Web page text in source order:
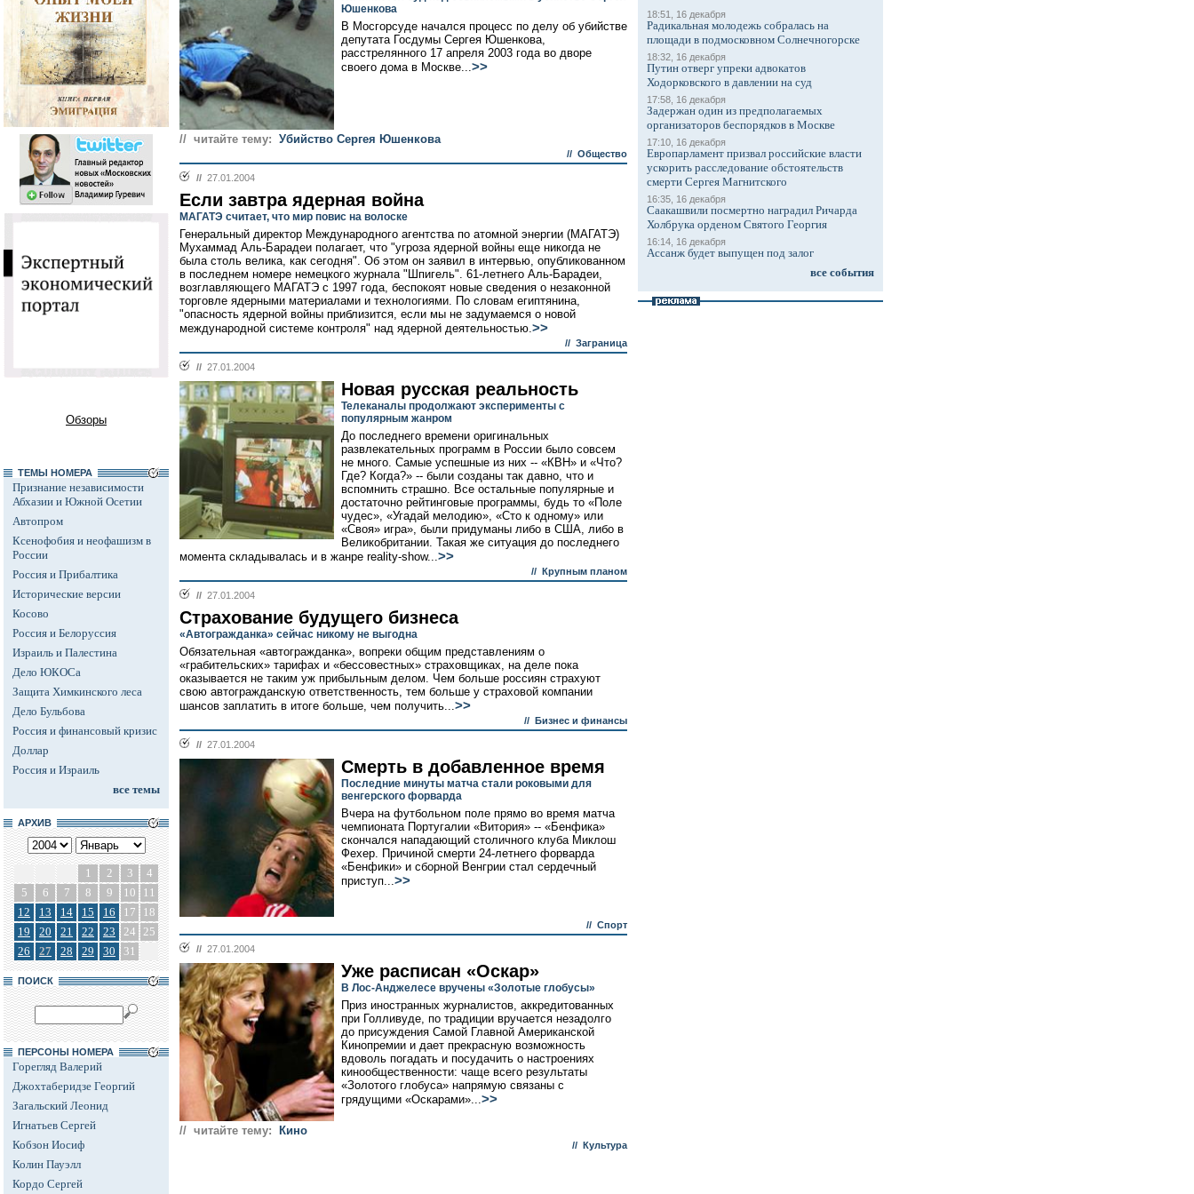
Обзоры
ТЕМЫ НОМЕРА
Признание независимости
Абхазии и Южной Осетии
Автопром
Ксенофобия и неофашизм в
России
Россия и Прибалтика
Исторические версии
Косово
Россия и Белоруссия
Израиль и Палестина
Дело ЮКОСа
Защита Химкинского леса
Дело Бульбова
Россия и финансовый кризис
Доллар
Россия и Израиль
все темы
АРХИВ
1 2 3
4
5
6 7 8 9 10
11
12
13 14 15 16 17
18
19
20 21 22 23 24 25
26
27 28 29 30 31
ПОИСК
ПЕРСОНЫ НОМЕРА
Горегляд Валерий
Джохтаберидзе Георгий
Загальский Леонид
Игнатьев Сергей
Кобзон Иосиф
Колин Пауэлл
Кордо Сергей
Юшенкова
В Мосгорсуде начался процесс по делу об убийстве
депутата Госдумы Сергея Юшенкова,
расстрелянного 17 апреля 2003 года во дворе
своего дома в Москве...>>
// читайте тему: Убийство Сергея Юшенкова
// Общество
// 27.01.2004
Если завтра ядерная война
МАГАТЭ считает, что мир повис на волоске
Генеральный директор Международного агентства по атомной энергии (МАГАТЭ)
Мухаммад Аль-Барадеи полагает, что "угроза ядерной войны еще никогда не
была столь велика, как сегодня". Об этом он заявил в интервью, опубликованном
в последнем номере немецкого журнала "Шпигель". 61-летнего Аль-Барадеи,
возглавляющего МАГАТЭ с 1997 года, беспокоят новые сведения о незаконной
торговле ядерными материалами и технологиями. По словам египтянина,
"опасность ядерной войны приблизится, если мы не задумаемся о новой
международной системе контроля" над ядерной деятельностью.>>
// Заграница
// 27.01.2004
Новая русская реальность
Телеканалы продолжают эксперименты с
популярным жанром
До последнего времени оригинальных
развлекательных программ в России было совсем
не много. Самые успешные из них -- «КВН» и «Что?
Где? Когда?» -- были созданы так давно, что и
вспомнить страшно. Все остальные популярные и
достаточно рейтинговые программы, будь то «Поле
чудес», «Угадай мелодию», «Сто к одному» или
«Своя» игра», были придуманы либо в США, либо в
Великобритании. Такая же ситуация до последнего
момента складывалась и в жанре reality-show...>>
// Крупным планом
// 27.01.2004
Страхование будущего бизнеса
«Автогражданка» сейчас никому не выгодна
Обязательная «автогражданка», вопреки общим представлениям о
«грабительских» тарифах и «бессовестных» страховщиках, на деле пока
оказывается не таким уж прибыльным делом. Чем больше россиян страхуют
свою автогражданскую ответственность, тем больше у страховой компании
шансов заплатить в итоге больше, чем получить...>>
// Бизнес и финансы
// 27.01.2004
Смерть в добавленное время
Последние минуты матча стали роковыми для
венгерского форварда
Вчера на футбольном поле прямо во время матча
чемпионата Португалии «Витория» -- «Бенфика»
скончался нападающий столичного клуба Миклош
Фехер. Причиной смерти 24-летнего форварда
«Бенфики» и сборной Венгрии стал сердечный
приступ...>>
// Спорт
// 27.01.2004
Уже расписан «Оскар»
В Лос-Анджелесе вручены «Золотые глобусы»
Приз иностранных журналистов, аккредитованных
при Голливуде, по традиции вручается незадолго
до присуждения Самой Главной Американской
Кинопремии и дает прекрасную возможность
вдоволь погадать и посудачить о настроениях
кинообщественности: чаще всего результаты
«Золотого глобуса» напрямую связаны с
грядущими «Оскарами»...>>
// читайте тему: Кино
// Культура
18:51, 16 декабря
Радикальная молодежь собралась на
площади в подмосковном Солнечногорске
18:32, 16 декабря
Путин отверг упреки адвокатов
Ходорковского в давлении на суд
17:58, 16 декабря
Задержан один из предполагаемых
организаторов беспорядков в Москве
17:10, 16 декабря
Европарламент призвал российские власти
ускорить расследование обстоятельств
смерти Сергея Магнитского
16:35, 16 декабря
Саакашвили посмертно наградил Ричарда
Холбрука орденом Святого Георгия
16:14, 16 декабря
Ассанж будет выпущен под залог
все события